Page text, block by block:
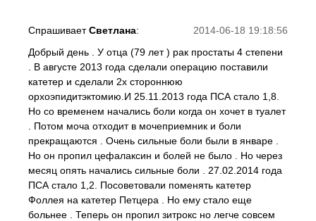
2014-06-18 19:18:56
СпрашиваетСветлана:
Добрый день . У отца (79 лет ) рак простаты 4 степени
. В августе 2013 года сделали операцию поставили
катетер и сделали 2х стороннюю
орхоэпидитэктомию.И 25.11.2013 года ПСА стало 1,8.
Но со временем начались боли когда он хочет в туалет
. Потом моча отходит в мочеприемник и боли
прекращаются . Очень сильные боли были в январе .
Но он пропил цефалаксин и болей не было . Но через
месяц опять начались сильные боли . 27.02.2014 года
ПСА стало 1,2. Посоветовали поменять катетер
Фоллея на катетер Петцера . Но ему стало еще
больнее . Теперь он пропил зитрокс но легче совсем